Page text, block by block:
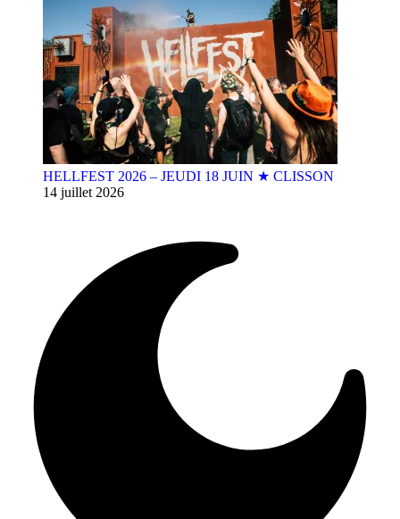
HELLFEST 2026 – JEUDI 18 JUIN ★ CLISSON
14 juillet 2026